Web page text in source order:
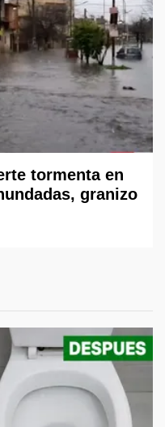
tormenta en
granizo